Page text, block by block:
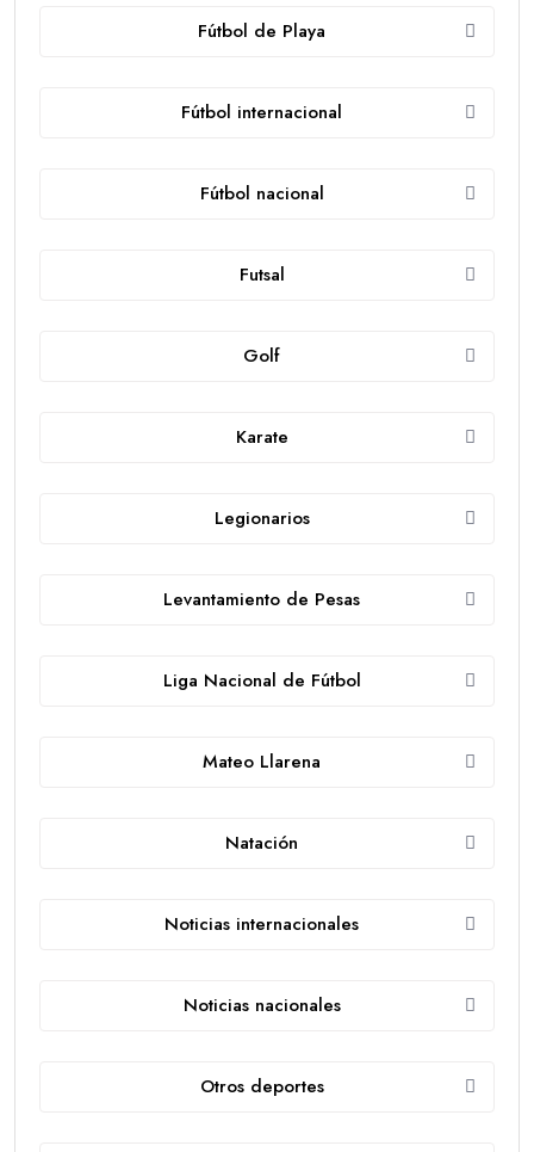
Fútbol de Playa
Fútbol internacional
Fútbol nacional
Futsal
Golf
Karate
Legionarios
Levantamiento de Pesas
Liga Nacional de Fútbol
Mateo Llarena
Natación
Noticias internacionales
Noticias nacionales
Otros deportes